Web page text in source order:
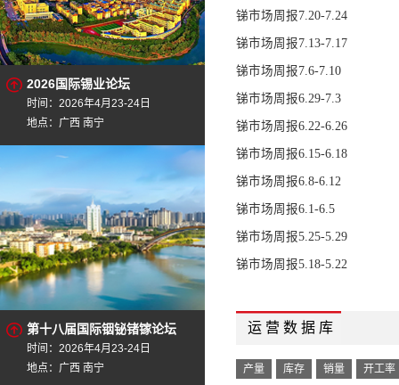
2026国际锡业论坛
时间：2026年4月23-24日
地点：广西 南宁
第十八届国际铟铋锗镓论坛
时间：2026年4月23-24日
地点：广西 南宁
锑市场周报7.20-7.24
锑市场周报7.13-7.17
锑市场周报7.6-7.10
锑市场周报6.29-7.3
锑市场周报6.22-6.26
锑市场周报6.15-6.18
锑市场周报6.8-6.12
锑市场周报6.1-6.5
锑市场周报5.25-5.29
锑市场周报5.18-5.22
运 营 数 据 库
产量 库存 销量 开工率